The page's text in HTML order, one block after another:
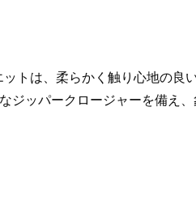
トは、柔らかく触り心地の
ッパークロージャーを備え